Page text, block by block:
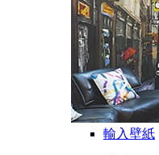
輸入壁紙